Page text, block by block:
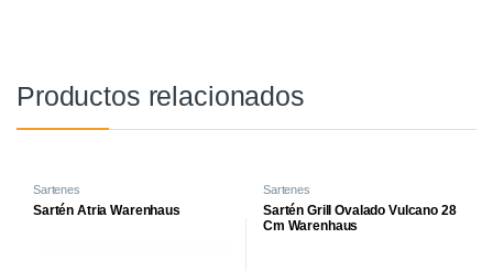
Productos relacionados
Sartenes
Sartén Atria Warenhaus
Sartenes
Sartén Grill Ovalado Vulcano 28
Cm Warenhaus